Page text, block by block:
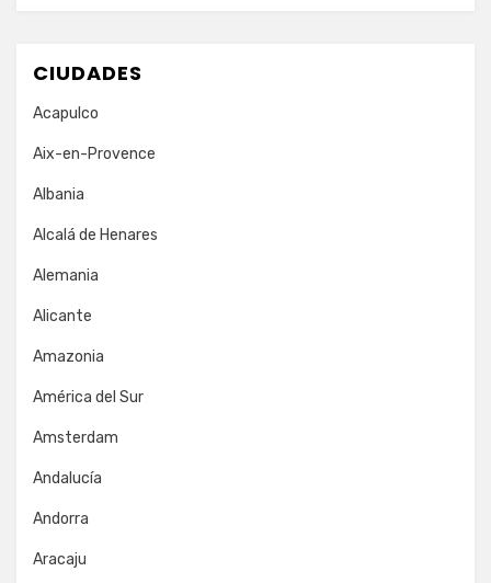
CIUDADES
Acapulco
Aix-en-Provence
Albania
Alcalá de Henares
Alemania
Alicante
Amazonia
América del Sur
Amsterdam
Andalucía
Andorra
Aracaju